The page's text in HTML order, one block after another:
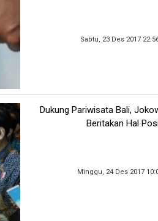
Sabtu, 23 Des 2017
Dukung Pariwisata Bali,
Beritakan Hal
Minggu, 24 Des 2017